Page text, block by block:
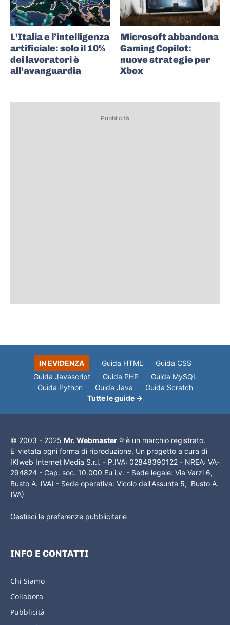
L’Italia e l’intelligenza
artificiale: solo il 10%
dei lavoratori è
all’avanguardia
Microsoft abbandona
Gaming Copilot:
nuove strategie per
Xbox
Pubblicità
IN EVIDENZA Guida HTML
Guida CSS
Guida Javascript
Guida PHP
Guida MySQL
Guida Python
Guida Java
Guida Scratch
Tutte le guide →
© 2003 - 2025 Mr. Webmaster ® è un marchio registrato.
E' vietata ogni forma di riproduzione. Un progetto a cura di
IKIweb Internet Media S.r.l. - P.IVA: 02848390122 - NREA: VA-
294824 - Cap. soc. 10.000 Eu i.v. - Sede legale: Via Varzi 6,
Busto A. (VA) - Sede operativa: Vicolo dell'Assunta 5, Busto A.
(VA)
Gestisci le preferenze pubblicitarie
INFO E CONTATTI
Chi Siamo
Collabora
Pubblicità